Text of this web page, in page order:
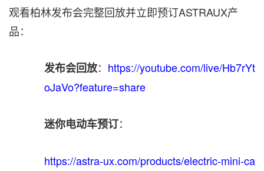
观看柏林发布会完整回放并立即预订ASTRAUX产
品：
发布会回放： https://youtube.com/live/Hb7rYt
oJaVo?feature=share
迷你电动车预订：
https://astra-ux.com/products/electric-mini-ca